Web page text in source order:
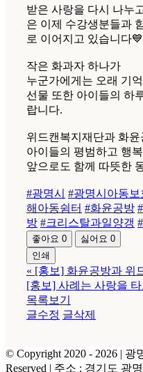
받은 사랑을 다시 나누
은 이제 수강생분들과
로 이어지고 있습니다💙
작은 화과자 하나가
누군가에게는 오래 기
선물 또한 아이들의 하
랍니다.
위드캔복지재단과 화윤
아이들의 평범하고 행
앞으로도 함께 따뜻한
#광명시 #광명시아동
해아동쉼터 #화윤공방
방 #크리스탈과일양갱
좋아요 0 싫어요 0
인쇄
« [홍보] 화윤공방과 위
[홍보] 사례는 사랑을
목록보기
글수정 글삭제
© Copyright 2020 - 2026 | 광
Reserved | 주소 : 경기도 광